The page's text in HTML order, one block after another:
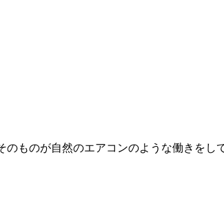
ものが自然のエアコンのような働きをし